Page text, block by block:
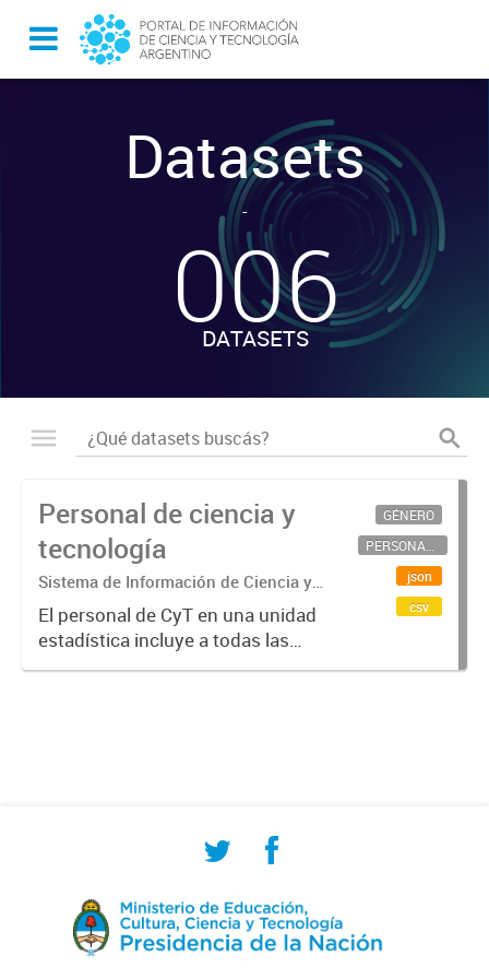
Datasets
-
006
DATASETS
Personal de ciencia y
tecnología
Sistema de Información de Ciencia y
Tecnología Argentino (SICYTAR)
El personal de CyT en una unidad
estadística incluye a todas las
personas involucradas
GÉNERO
PERSONAL CIENTÍFICO-TECNOLÓGICO
json
csv